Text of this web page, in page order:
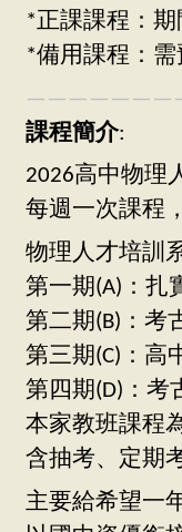
*正課課程：
*備用課程：
課程簡介:
2026高中物理
每週一次課程
物理人才培訓
第一期(A)：扎
第二期(B)：考
第三期(C)：高
第四期(D)：考
本家教班課程
含抽考、定期
主要給希望一